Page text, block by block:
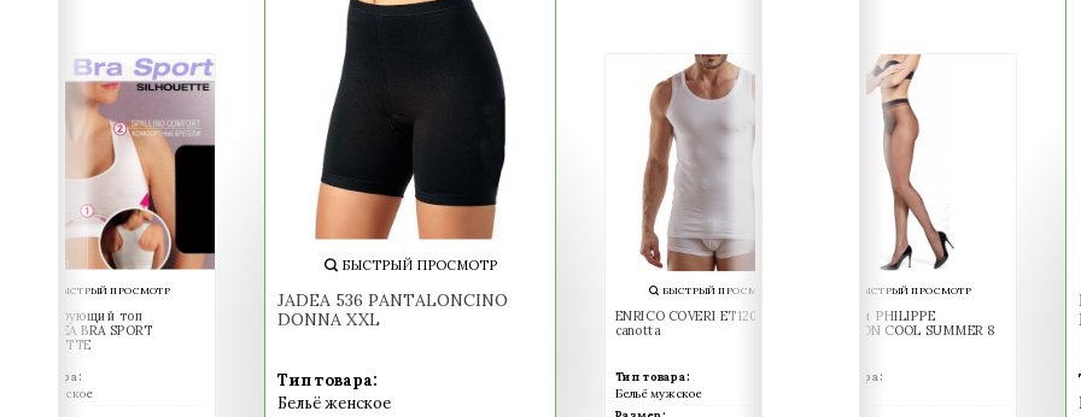
БЫСТРЫЙ ПРОСМОТР
Моделирующий топ
INTIMIDEA BRA SPORT
SILHOUETTE
Тип товара:
Бельё женское
БЫСТРЫЙ ПРОСМОТР
JADEA 536 PANTALONCINO
DONNA XXL
Тип товара:
Бельё женское
БЫСТРЫЙ ПРОСМОТР
ENRICO COVERI ET1202 uomo
canotta
Тип товара:
Бельё мужское
БЫСТРЫЙ ПРОСМОТР
ENRICO COVERI ET1002
canotta
БЫСТРЫЙ ПРОСМОТР
Колготки PHILIPPE
MATIGNON COOL SUMMER 8
Тип товара: